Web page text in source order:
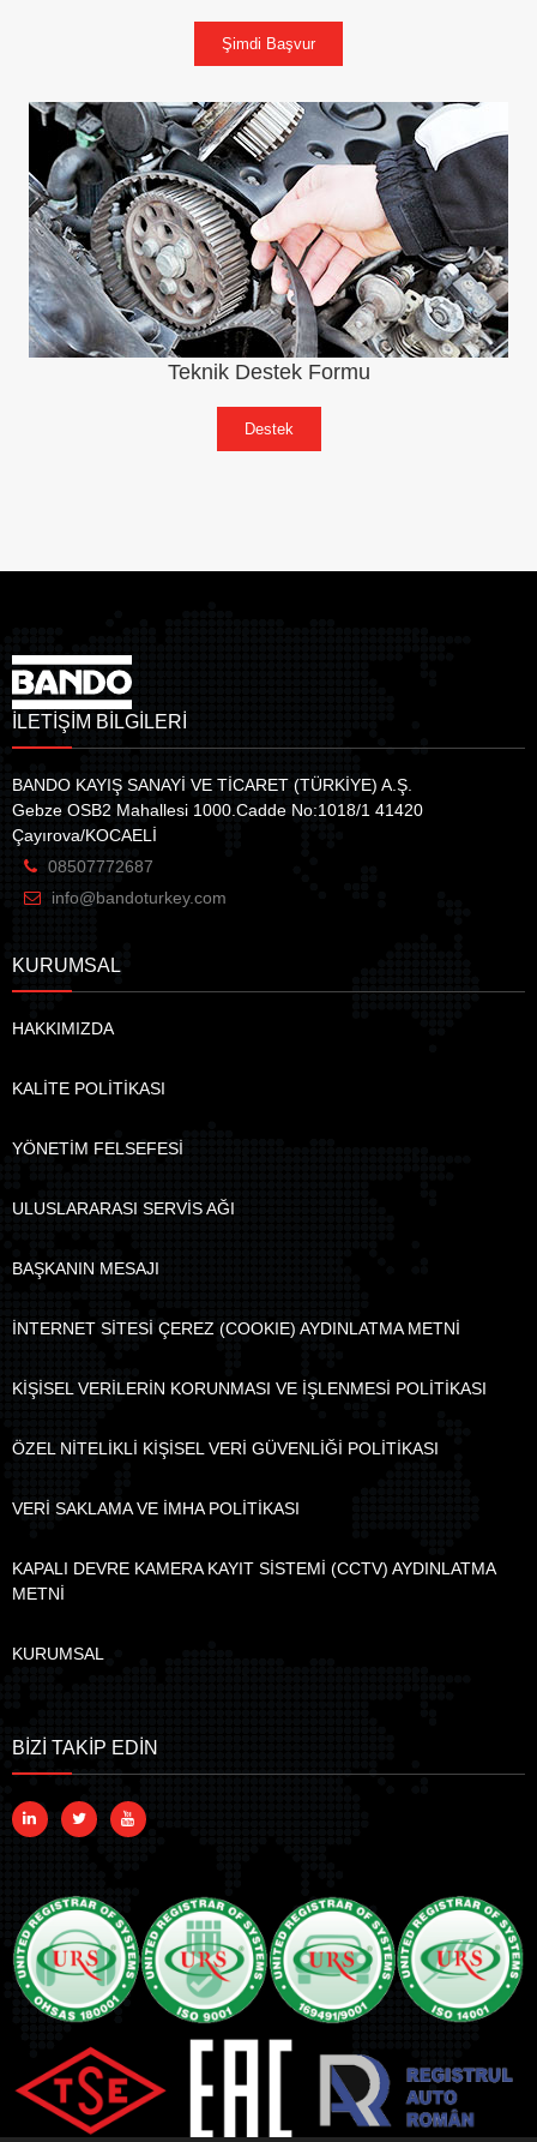
Şimdi Başvur
Teknik Destek Formu
Destek
İLETİŞİM BİLGİLERİ
BANDO KAYIŞ SANAYİ VE TİCARET (TÜRKİYE) A.Ş.
Gebze OSB2 Mahallesi 1000.Cadde No:1018/1 41420
Çayırova/KOCAELİ
08507772687
info@bandoturkey.com
KURUMSAL
HAKKIMIZDA
KALİTE POLİTİKASI
YÖNETİM FELSEFESİ
ULUSLARARASI SERVİS AĞI
BAŞKANIN MESAJI
İNTERNET SİTESİ ÇEREZ (COOKIE) AYDINLATMA METNİ
KİŞİSEL VERİLERİN KORUNMASI VE İŞLENMESİ POLİTİKASI
ÖZEL NİTELİKLİ KİŞİSEL VERİ GÜVENLİĞİ POLİTİKASI
VERİ SAKLAMA VE İMHA POLİTİKASI
KAPALI DEVRE KAMERA KAYIT SİSTEMİ (CCTV) AYDINLATMA
METNİ
KURUMSAL
BİZİ TAKİP EDİN